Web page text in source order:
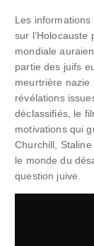
Les informations
sur l’Holocauste
mondiale
partie des juifs
meurtrière nazie
révélations
déclassifiés, le
motivations qui
Churchill,
le monde du
question juive.